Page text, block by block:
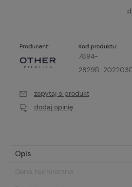
Producent: Kod produktu:
7894-
zapytaj o produkt
dodaj opinię
Opis
Dane techniczne